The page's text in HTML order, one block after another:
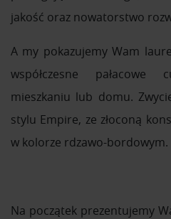
jakość oraz nowatorstwo
A my pokazujemy Wam
współczesne
mieszkaniu lub domu.
stylu Empire, ze złoconą
w kolorze rdzawo-bordowym.
Na początek prezentujemy